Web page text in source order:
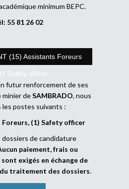
minimum BEPC.
55 81 26 02
(15) Assistants Foreurs
Safety officer
futur renforcement de ses
minier deSAMBRADO, nous
postes suivants :
(1) Safety officer
de candidature
paiement, frais ou
exigés en échange de
traitement des dossiers.